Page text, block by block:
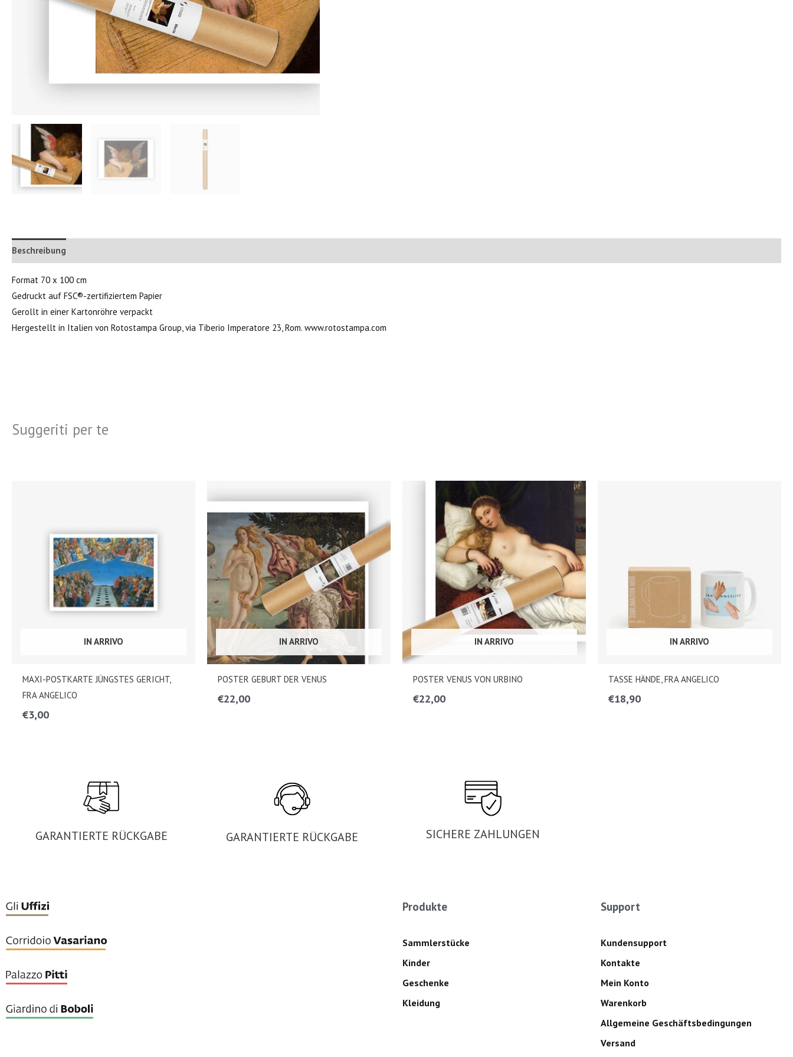
Beschreibung
Format 70 x 100 cm
Gedruckt auf FSC®-zertifiziertem Papier
Gerollt in einer Kartonröhre verpackt
Hergestellt in Italien von Rotostampa Group, via Tiberio Imperatore 23, Rom. www.rotostampa.com
Suggeriti per te
IN ARRIVO
MAXI-POSTKARTE JÜNGSTES GERICHT,
FRA ANGELICO
€3,00
IN ARRIVO
POSTER GEBURT DER VENUS
€22,00
IN ARRIVO
POSTER VENUS VON URBINO
€22,00
IN ARRIVO
TASSE HÄNDE, FRA ANGELICO
€18,90
GARANTIERTE RÜCKGABE GARANTIERTE RÜCKGABE SICHERE ZAHLUNGEN
Produkte
Sammlerstücke
Kinder
Geschenke
Kleidung
Support
Kundensupport
Kontakte
Mein Konto
Warenkorb
Allgemeine Geschäftsbedingungen
Versand